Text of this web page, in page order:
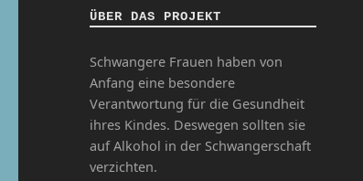
ÜBER DAS PROJEKT
Schwangere Frauen haben von
Anfang eine besondere
Verantwortung für die Gesundheit
ihres Kindes. Deswegen sollten sie
auf Alkohol in der Schwangerschaft
verzichten.